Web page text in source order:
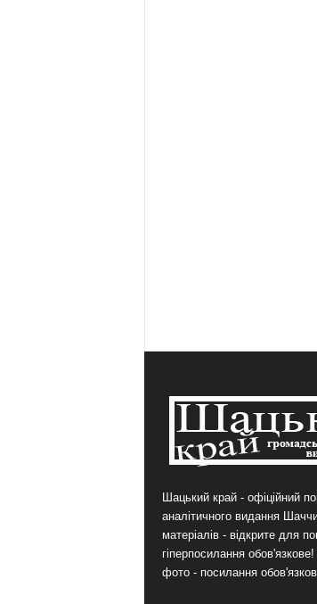
Шацький край - офіційний
аналітичного видання
матеріалів - відкрите для
гіперпосилання
фото - посилання